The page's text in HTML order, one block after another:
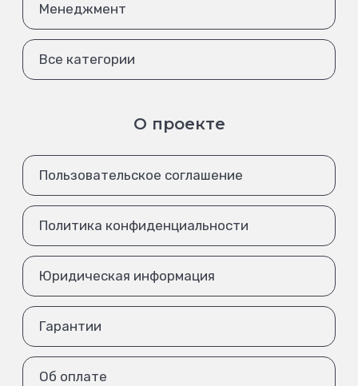
Менеджмент
Все категории
О проекте
Пользовательское соглашение
Политика конфиденциальности
Юридическая информация
Гарантии
Об оплате